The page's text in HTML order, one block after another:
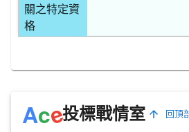
關之特定資
格
Ace投標戰情室 回頂